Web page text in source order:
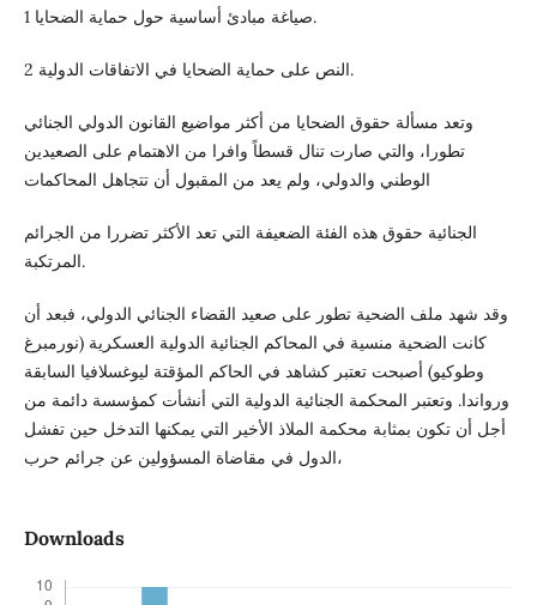
1 صياغة مبادئ أساسية حول حماية الضحايا.
2 النص على حماية الضحايا في الاتفاقات الدولية.
وتعد مسألة حقوق الضحايا من أكثر مواضيع القانون الدولي الجنائي
تطورا، والتي صارت تنال قسطاً وافرا من الاهتمام على الصعيدين
الوطني والدولي، ولم يعد من المقبول أن تتجاهل المحاكمات
الجنائية حقوق هذه الفئة الضعيفة التي تعد الأكثر تضررا من الجرائم
المرتكبة.
وقد شهد ملف الضحية تطور على صعيد القضاء الجنائي الدولي، فبعد أن
كانت الضحية منسية في المحاكم الجنائية الدولية العسكرية (نورمبرغ
وطوكيو) أصبحت تعتبر كشاهد في الحاكم المؤقتة ليوغسلافيا السابقة
ورواندا. وتعتبر المحكمة الجنائية الدولية التي أنشأت كمؤسسة دائمة من
أجل أن تكون بمثابة محكمة الملاذ الأخير التي يمكنها التدخل حين تفشل
الدول في مقاضاة المسؤولين عن جرائم حرب،
Downloads